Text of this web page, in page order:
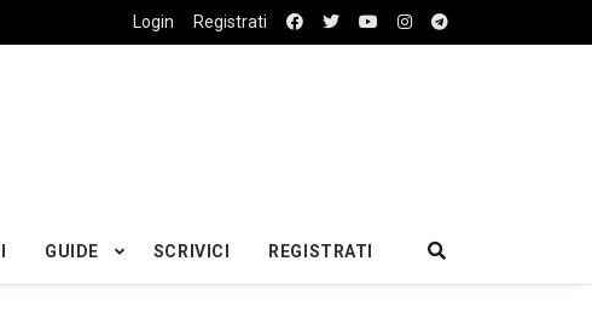
Login Registrati
GUIDE SCRIVICI REGISTRATI